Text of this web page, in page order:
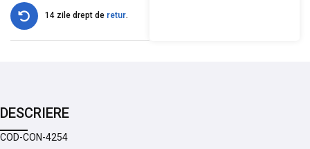
14 zile drept de retur.
DESCRIERE
COD-CON-4254